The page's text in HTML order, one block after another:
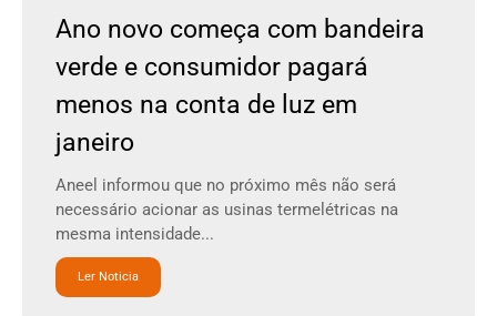
Ano novo começa com bandeira
verde e consumidor pagará
menos na conta de luz em
janeiro
Aneel informou que no próximo mês não será
necessário acionar as usinas termelétricas na
mesma intensidade...
Ler Noticia